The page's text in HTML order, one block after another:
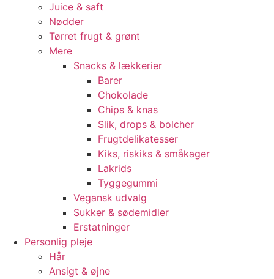
Juice & saft
Nødder
Tørret frugt & grønt
Mere
Snacks & lækkerier
Barer
Chokolade
Chips & knas
Slik, drops & bolcher
Frugtdelikatesser
Kiks, riskiks & småkager
Lakrids
Tyggegummi
Vegansk udvalg
Sukker & sødemidler
Erstatninger
Personlig pleje
Hår
Ansigt & øjne